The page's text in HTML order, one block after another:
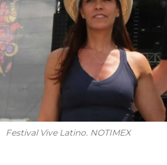
Festival Vive Latino. NOTIMEX